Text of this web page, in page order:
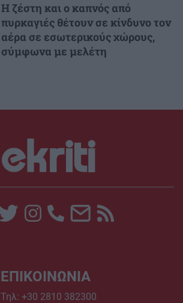
Η ζέστη και ο καπνός από
πυρκαγιές θέτουν σε κίνδυνο τον
αέρα σε εσωτερικούς χώρους,
σύμφωνα με μελέτη
ΕΠΙΚΟΙΝΩΝΙΑ
Τηλ: +30 2810 382300